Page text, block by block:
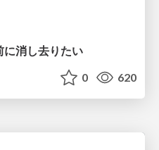
に消し去りたい
0 620